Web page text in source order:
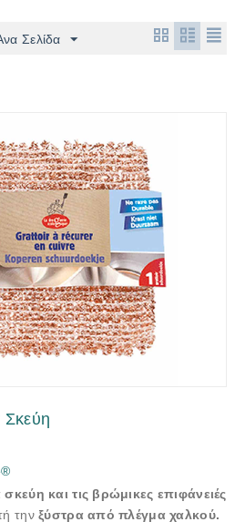
Σελίδα
Σκεύη
σκεύη και τις βρώμικες επιφάνειές
τηνξύστρα από πλέγμα χαλκού.